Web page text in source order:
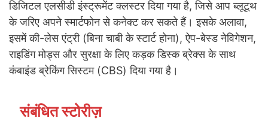
डिजिटल एलसीडी इंस्ट्रूमेंट क्लस्टर दिया गया है, जिसे आप ब्लूटूथ
के जरिए अपने स्मार्टफोन से कनेक्ट कर सकते हैं। इसके अलावा,
इसमें की-लेस एंट्री (बिना चाबी के स्टार्ट होना), ऐप-बेस्ड नेविगेशन,
राइडिंग मोड्स और सुरक्षा के लिए कड़क डिस्क ब्रेक्स के साथ
कंबाइंड ब्रेकिंग सिस्टम (CBS) दिया गया है।
संबंधित स्टोरीज़